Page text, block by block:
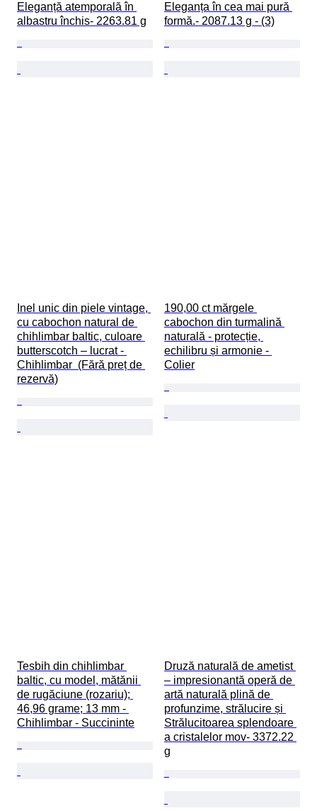
Eleganță atemporală în
albastru închis- 2263.81 g
Eleganța în cea mai pură
formă.- 2087.13 g - (3)
Inel unic din piele vintage,
cu cabochon natural de
chihlimbar baltic, culoare
butterscotch – lucrat -
Chihlimbar  (Fără preț de
rezervă)
190,00 ct mărgele
cabochon din turmalină
naturală - protecție,
echilibru și armonie -
Colier
Tesbih din chihlimbar
baltic, cu model, mătănii
de rugăciune (rozariu);
46,96 grame; 13 mm -
Chihlimbar - Succininte
Druză naturală de ametist
– impresionantă operă de
artă naturală plină de
profunzime, strălucire și
Strălucitoarea splendoare
a cristalelor mov- 3372.22
g